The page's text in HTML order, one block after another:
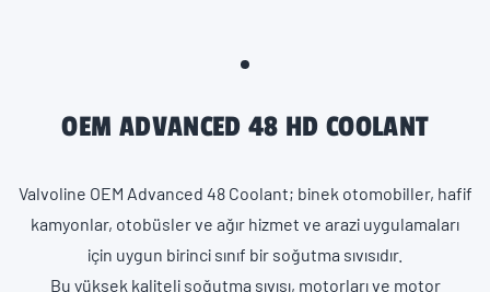
OEM ADVANCED 48 HD COOLANT
Valvoline OEM Advanced 48 Coolant; binek otomobiller, hafif
kamyonlar, otobüsler ve ağır hizmet ve arazi uygulamaları
için uygun birinci sınıf bir soğutma sıvısıdır.
Bu yüksek kaliteli soğutma sıvısı, motorları ve motor